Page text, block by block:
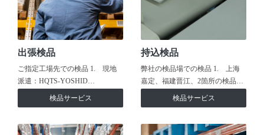
出張検品
ご指定工場先での検品 1. 現地
派遣：HQTS-YOSHID…
検品サービス
持込検品
弊社の検品場での検品 1. 上海
嘉定、福建晋江、2箇所の検品…
検品サービス